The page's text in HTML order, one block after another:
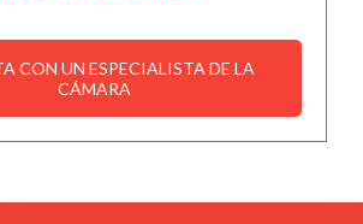
CON UN ESPECIALISTA DE LA
CÁMARA